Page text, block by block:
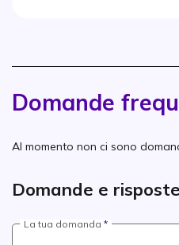
Domande
Al momento non ci sono
Domande e
La tua domanda